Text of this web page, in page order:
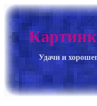
Удачи и